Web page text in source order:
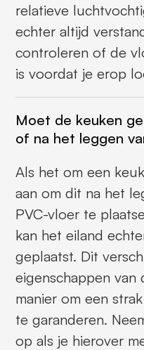
relatieve
echter altijd
controleren of de
is voordat je erop
Moet de keuken
of na het leggen
Als het om een
aan om dit na het
PVC-vloer te
kan het eiland
geplaatst. Dit
eigenschappen
manier om een
te garanderen.
op als je hierover